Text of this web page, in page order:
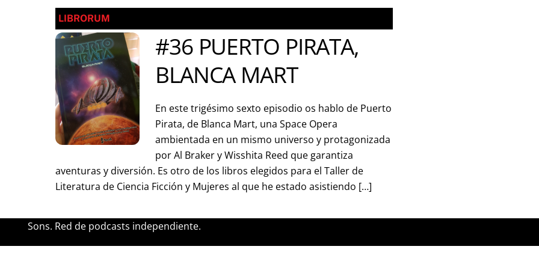
LIBRORUM
#36 PUERTO PIRATA,
BLANCA MART
En este trigésimo sexto episodio os hablo de Puerto
Pirata, de Blanca Mart, una Space Opera
ambientada en un mismo universo y protagonizada
por Al Braker y Wisshita Reed que garantiza
aventuras y diversión. Es otro de los libros elegidos para el Taller de
Literatura de Ciencia Ficción y Mujeres al que he estado asistiendo […]
Sons. Red de podcasts independiente.